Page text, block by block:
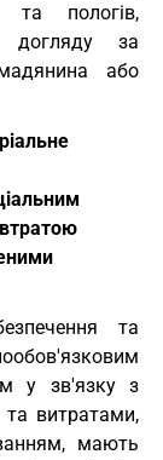
та пологів,
догляду за
або
та
у зв'язку з
витратами,
мають